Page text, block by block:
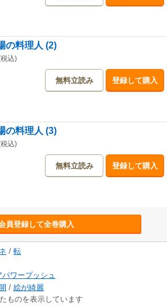
の料理人 (2)
込)
無料立読み 登録して購入
の料理人 (3)
込)
無料立読み 登録して購入
員登録して全巻購入
/ 転
ワープッシュ
/ 絵が綺麗
ものを表示しています